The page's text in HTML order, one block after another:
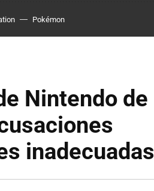
Pokémon
Nintendo de
inadecuadas